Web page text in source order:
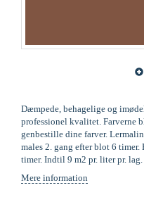
Dæmpede, behagelige og
professionel kvalitet. Farverne
genbestille dine farver.
males 2. gang efter blot 6
timer. Indtil 9 m2 pr. liter pr. lag.
Mere information